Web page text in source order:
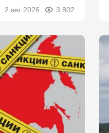
2 авг 2026 3 802